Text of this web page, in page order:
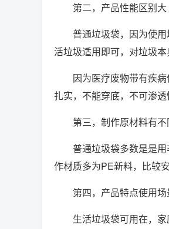
第二，产品性能区别大
普通垃圾袋，因为使
活垃圾适用即可，对垃圾本
因为医疗废物带有疾
扎实，不能穿底，不可渗透
第三，制作原材料有不
普通垃圾袋多数是是
作材质多为PE新料，比较
第四，产品特点使用
生活垃圾袋可用在，